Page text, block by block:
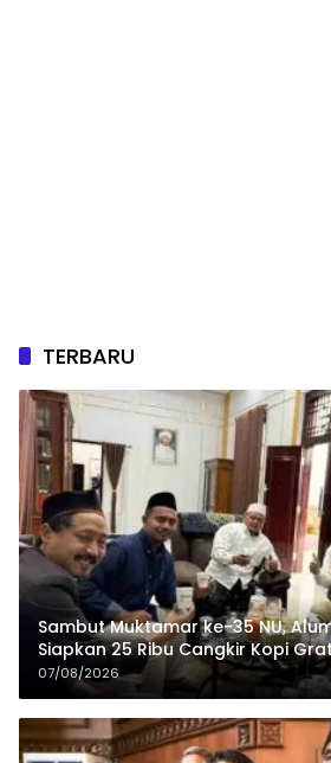
TERBARU
Sambut Muktamar ke-35 NU,
Siapkan 25 Ribu Cangkir Kopi
07/08/2026